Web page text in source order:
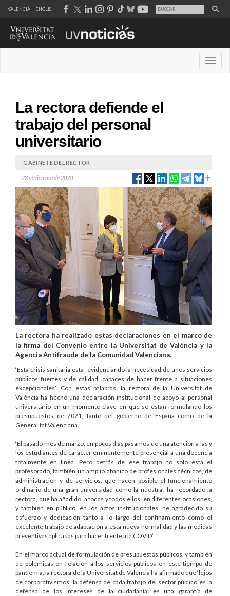
VALENCIÀ ENGLISH
La rectora defiende el
trabajo del personal
universitario
GABINETE DEL RECTOR
23 noviembre de 2020
La rectora ha realizado estas declaraciones en el marco de
la firma del Convenio entre la Universitat de València y la
Agencia Antifraude de la Comunidad Valenciana.
‘Esta crisis sanitaria está evidenciando la necesidad de unos servicios
públicos fuertes y de calidad, capaces de hacer frente a situaciones
excepcionales’. Con estas palabras, la rectora de la Universitat de
València ha hecho una declaración institucional de apoyo al personal
universitario en un momento clave en que se están formulando los
presupuestos de 2021, tanto del gobierno de España como de la
Generalitat Valenciana.
‘El pasado mes de marzo, en pocos días pasamos de una atención a las y
los estudiantes de carácter eminentemente presencial a una docencia
totalmente en linea. Pero detrás de ese trabajo no solo está el
profesorado, también un amplio abanico de profesionales técnicos, de
administración y de servicios, que hacen posible el funcionamiento
ordinario de una gran universidad como la nuestra’, ha recordado la
rectora, que ha añadido ‘a todas y todos ellos, en diferentes ocasiones,
y también en público, en los actos institucionales, he agradecido su
esfuerzo y dedicación tanto a lo largo del confinamiento como el
excelente trabajo de adaptación a esta nueva normalidad y las medidas
preventivas aplicadas para hacer frente a la COVID’.
En el marco actual de formulación de presupuestos públicos, y también
de polémicas en relación a los servicios públicos en este tiempo de
pandemia, la rectora de la Universitat de València ha afirmado que ‘lejos
de corporativismos, la defensa de cada trabajo del sector público es la
defensa de los intereses de la ciudadanía; es una garantía de